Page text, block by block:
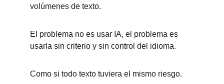
volúmenes de texto.
El problema no es usar IA, el problema es
usarla sin criterio y sin control del idioma.
Como si todo texto tuviera el mismo riesgo.